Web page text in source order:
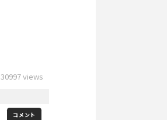
30997 views
コメント